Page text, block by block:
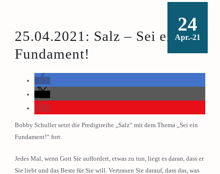
24
Apr.-21
25.04.2021: Salz – Sei ein
Fundament!
Bobby Schuller setzt die Predigtreihe „Salz“ mit dem Thema „Sei ein
Fundament!“ fort.
Jedes Mal, wenn Gott Sie auffordert, etwas zu tun, liegt es daran, dass er
Sie liebt und das Beste für Sie will. Vertrauen Sie darauf, dass das, was